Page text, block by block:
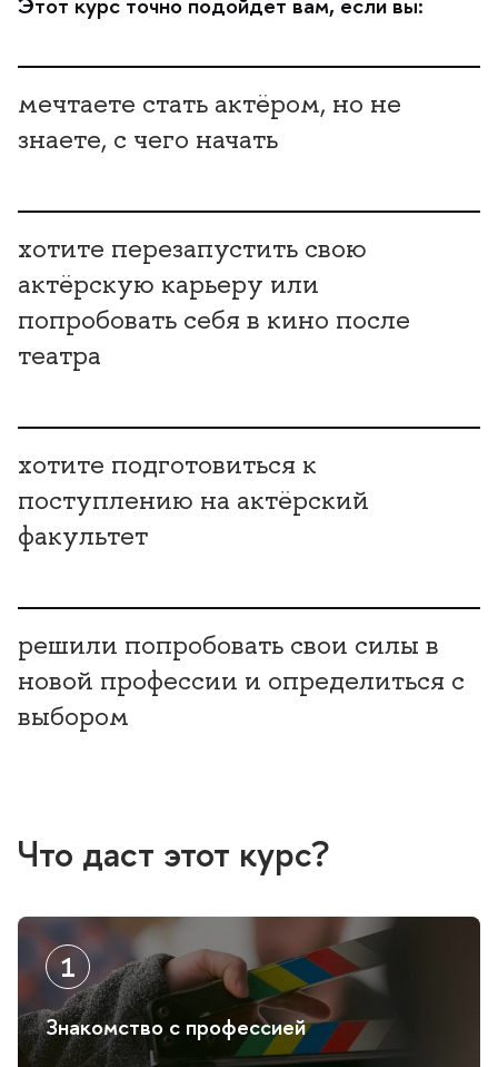
мечтаете стать актёром, но не
знаете, с чего начать
хотите перезапустить свою
актёрскую карьеру или
попробовать себя в кино после
театра
хотите подготовиться к
поступлению на актёрский
факультет
решили попробовать свои силы
новой профессии и определиться с
ыбором
Что даст этот курс?
Знакомство с профессией